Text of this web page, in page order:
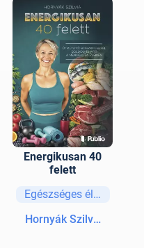
Energikusan 40
felett
Egészséges életmód
Hornyák Szilvia